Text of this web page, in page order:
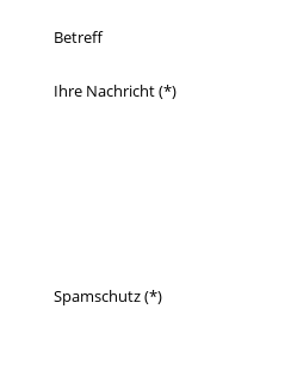
Betreff
Ihre Nachricht (*)
Spamschutz (*)